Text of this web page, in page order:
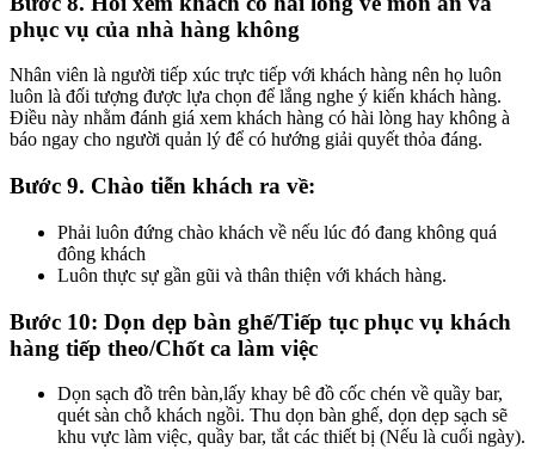
phục vụ của nhà hàng không
Nhân viên là người tiếp xúc trực tiếp với khách hàng nên họ luôn
luôn là đối tượng được lựa chọn để lắng nghe ý kiến khách hàng.
Điều này nhằm đánh giá xem khách hàng có hài lòng hay không à
báo ngay cho người quản lý để có hướng giải quyết thỏa đáng.
Bước 9. Chào tiễn khách ra về:
Phải luôn đứng chào khách về nếu lúc đó đang không quá
đông khách
Luôn thực sự gần gũi và thân thiện với khách hàng.
Bước 10: Dọn dẹp bàn ghế/Tiếp tục phục vụ khách
hàng tiếp theo/Chốt ca làm việc
Dọn sạch đồ trên bàn,lấy khay bê đồ cốc chén về quầy bar,
quét sàn chỗ khách ngồi. Thu dọn bàn ghế, dọn dẹp sạch sẽ
khu vực làm việc, quầy bar, tắt các thiết bị (Nếu là cuối ngày).